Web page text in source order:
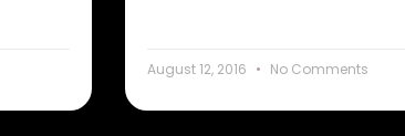
August 12, 2016 No Comments